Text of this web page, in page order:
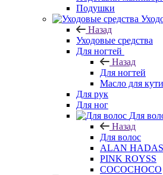
Подушки
Назад
Уходовые средства
Для ногтей
Назад
Для ногтей
Масло для
Для рук
Для ног
Для
Назад
Для волос
ALAN
PINK ROYSS
COCOCHOCO